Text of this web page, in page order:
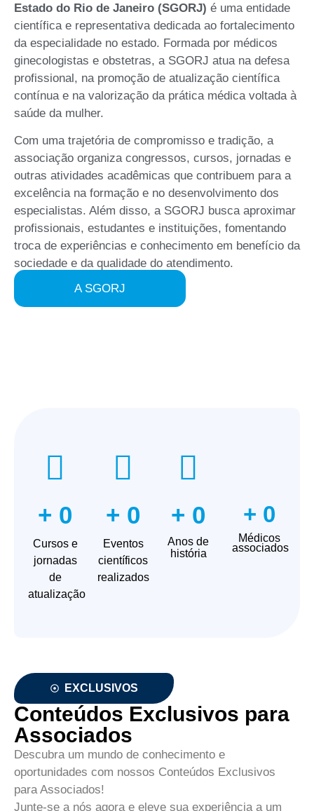
Estado do Rio de Janeiro (SGORJ) é uma entidade
científica e representativa dedicada ao fortalecimento
da especialidade no estado. Formada por médicos
ginecologistas e obstetras, a SGORJ atua na defesa
profissional, na promoção de atualização científica
contínua e na valorização da prática médica voltada à
saúde da mulher.
Com uma trajetória de compromisso e tradição, a
associação organiza congressos, cursos, jornadas e
outras atividades acadêmicas que contribuem para a
excelência na formação e no desenvolvimento dos
especialistas. Além disso, a SGORJ busca aproximar
profissionais, estudantes e instituições, fomentando
troca de experiências e conhecimento em benefício da
sociedade e da qualidade do atendimento.
A SGORJ
+ 0
Cursos e
jornadas
de
atualização
+ 0
Eventos
científicos
realizados
+ 0
Anos de
história
+ 0
Médicos
associados
EXCLUSIVOS
Conteúdos Exclusivos para
Associados
Descubra um mundo de conhecimento e
oportunidades com nossos Conteúdos Exclusivos
para Associados!
Junte-se a nós agora e eleve sua experiência a um